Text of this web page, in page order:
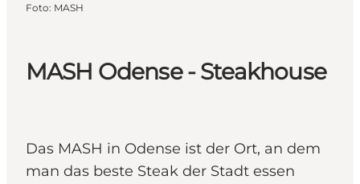
MASH Odense - Steakhouse
Das MASH in Odense ist der Ort, an dem
man das beste Steak der Stadt essen
Foto: MASH